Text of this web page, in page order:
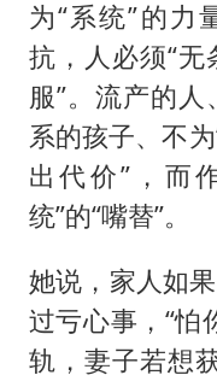
为“系统”的力
抗，人必须“
服”。流产的
系的孩子、不
出代价”，而
统”的“嘴替”。
她说，家人如
过亏心事，“怕
轨，妻子若想